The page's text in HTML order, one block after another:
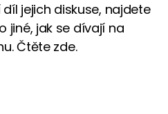
jejich diskuse, najdete
jiné, jak se dívají na
Čtěte zde.